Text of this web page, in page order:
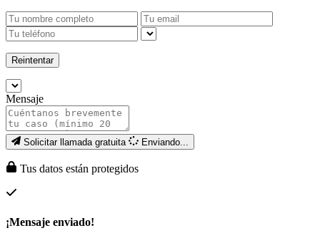
Reintentar
Mensaje
Solicitar llamada gratuita Enviando...
Tus datos están protegidos
¡Mensaje enviado!